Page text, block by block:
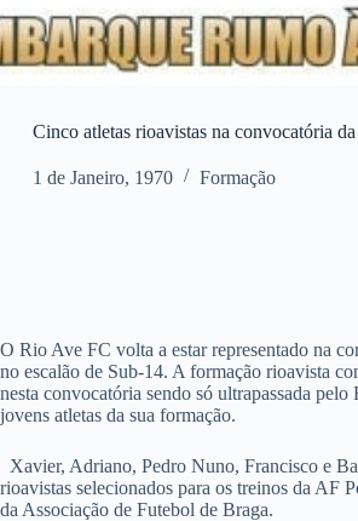
Cinco atletas rioavistas na convocatória
1 de Janeiro, 1970 Formação
O Rio Ave FC volta a estar representado na
no escalão de Sub-14. A formação rioavista
nesta convocatória sendo só ultrapassada pelo
jovens atletas da sua formação.
Xavier, Adriano, Pedro Nuno, Francisco e
rioavistas selecionados para os treinos da AF
da Associação de Futebol de Braga.